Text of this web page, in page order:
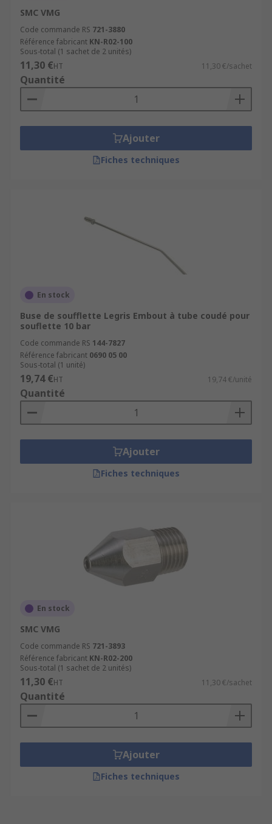
SMC VMG
Code commande RS 721-3880
Référence fabricant KN-R02-100
Sous-total (1 sachet de 2 unités)
11,30 €HT 11,30 €/sachet
Quantité
Ajouter
Fiches techniques
En stock
Buse de soufflette Legris Embout à tube coudé pour
souflette 10 bar
Code commande RS 144-7827
Référence fabricant 0690 05 00
Sous-total (1 unité)
19,74 €HT 19,74 €/unité
Quantité
Ajouter
Fiches techniques
En stock
SMC VMG
Code commande RS 721-3893
Référence fabricant KN-R02-200
Sous-total (1 sachet de 2 unités)
11,30 €HT 11,30 €/sachet
Quantité
Ajouter
Fiches techniques